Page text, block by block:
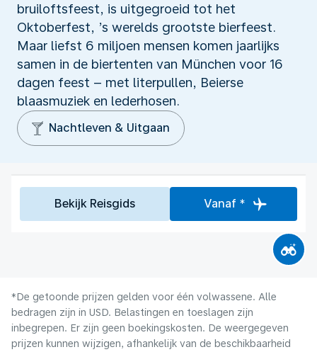
bruiloftsfeest, is uitgegroeid tot het
Oktoberfest, ’s werelds grootste bierfeest.
Maar liefst 6 miljoen mensen komen jaarlijks
samen in de biertenten van München voor 16
dagen feest – met literpullen, Beierse
blaasmuziek en lederhosen.
Nachtleven & Uitgaan
Bekijk Reisgids Vanaf *
*De getoonde prijzen gelden voor één volwassene. Alle
bedragen zijn in USD. Belastingen en toeslagen zijn
inbegrepen. Er zijn geen boekingskosten. De weergegeven
prijzen kunnen wijzigen, afhankelijk van de beschikbaarheid